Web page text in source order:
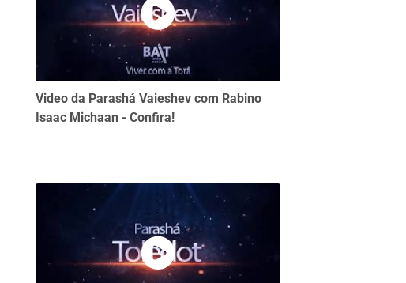
Video da Parashá Vaieshev com Rabino
Isaac Michaan - Confira!